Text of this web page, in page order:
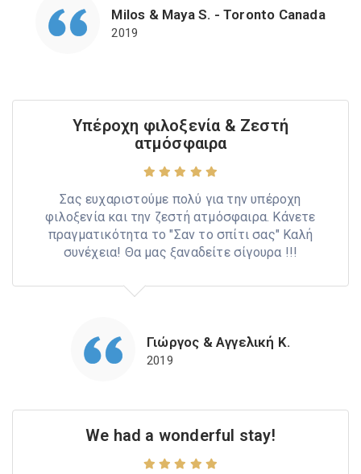
Milos & Maya S. - Toronto Canada
2019
Υπέροχη φιλοξενία & Ζεστή
ατμόσφαιρα
Σας ευχαριστούμε πολύ για την υπέροχη
φιλοξενία και την ζεστή ατμόσφαιρα. Κάνετε
πραγματικότητα το "Σαν το σπίτι σας" Καλή
συνέχεια! Θα μας ξαναδείτε σίγουρα !!!
Γιώργος & Αγγελική Κ.
2019
We had a wonderful stay!